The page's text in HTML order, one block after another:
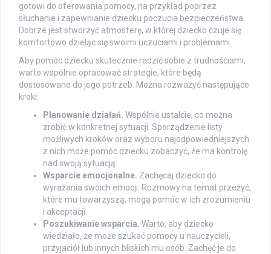
gotowi do oferowania pomocy, na przykład poprzez
słuchanie i zapewnianie dziecku poczucia bezpieczeństwa.
Dobrze jest stworzyć atmosferę, w której dziecko czuje się
komfortowo dzieląc się swoimi uczuciami i problemami.
Aby pomóc dziecku skutecznie radzić sobie z trudnościami,
warto wspólnie opracować strategie, które będą
dostosowane do jego potrzeb. Można rozważyć następujące
kroki:
Planowanie działań. Wspólnie ustalcie, co można
zrobić w konkretnej sytuacji. Sporządzenie listy
możliwych kroków oraz wyboru najodpowiedniejszych
z nich może pomóc dziecku zobaczyć, że ma kontrolę
nad swoją sytuacją.
Wsparcie emocjonalne. Zachęcaj dziecko do
wyrażania swoich emocji. Rozmowy na temat przeżyć,
które mu towarzyszą, mogą pomóc w ich zrozumieniu
i akceptacji.
Poszukiwanie wsparcia. Warto, aby dziecko
wiedziało, że może szukać pomocy u nauczycieli,
przyjaciół lub innych bliskich mu osób. Zachęć je do